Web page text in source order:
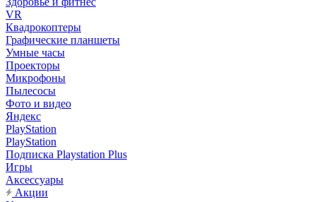
VR
Квадрокоптеры
Графические планшеты
Умные часы
Проекторы
Микрофоны
Пылесосы
Фото и видео
Яндекс
PlayStation
PlayStation
Подписка Playstation Plus
Игры
Аксессуары
Акции